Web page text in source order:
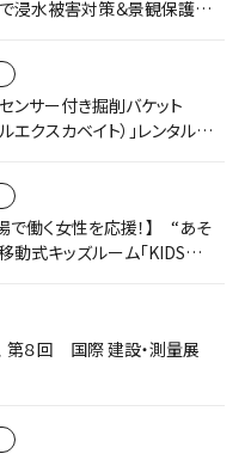
浸水被害対策＆景観保護共
ンサー付き掘削バケット
クスカベイト）」レンタルを
で働く女性を応援！】 “あそ
式キッズルーム「KIDS
第８回 国際 建設・測量展